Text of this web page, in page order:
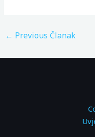
← Previous Članak